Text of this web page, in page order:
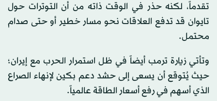
تقدماً، لكنه حذر في الوقت ذاته من أن التوترات حول
تايوان قد تدفع العلاقات نحو مسار خطير أو حتى صدام
محتمل.
وتأتي زيارة ترمب أيضاً في ظل استمرار الحرب مع إيران؛
حيث يُتوقع أن يسعى إلى حشد دعم بكين لإنهاء الصراع
الذي أسهم في رفع أسعار الطاقة عالمياً.